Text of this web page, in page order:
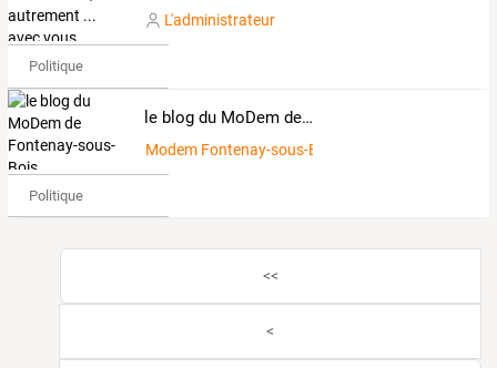
L'administrateur
Politique
le blog du MoDem de Fontenay-sous-Bois
Modem Fontenay-sous-Bois
Politique
<<
<